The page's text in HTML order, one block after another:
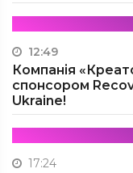
12:49
Компанія
спонсором
Ukraine!
17:24